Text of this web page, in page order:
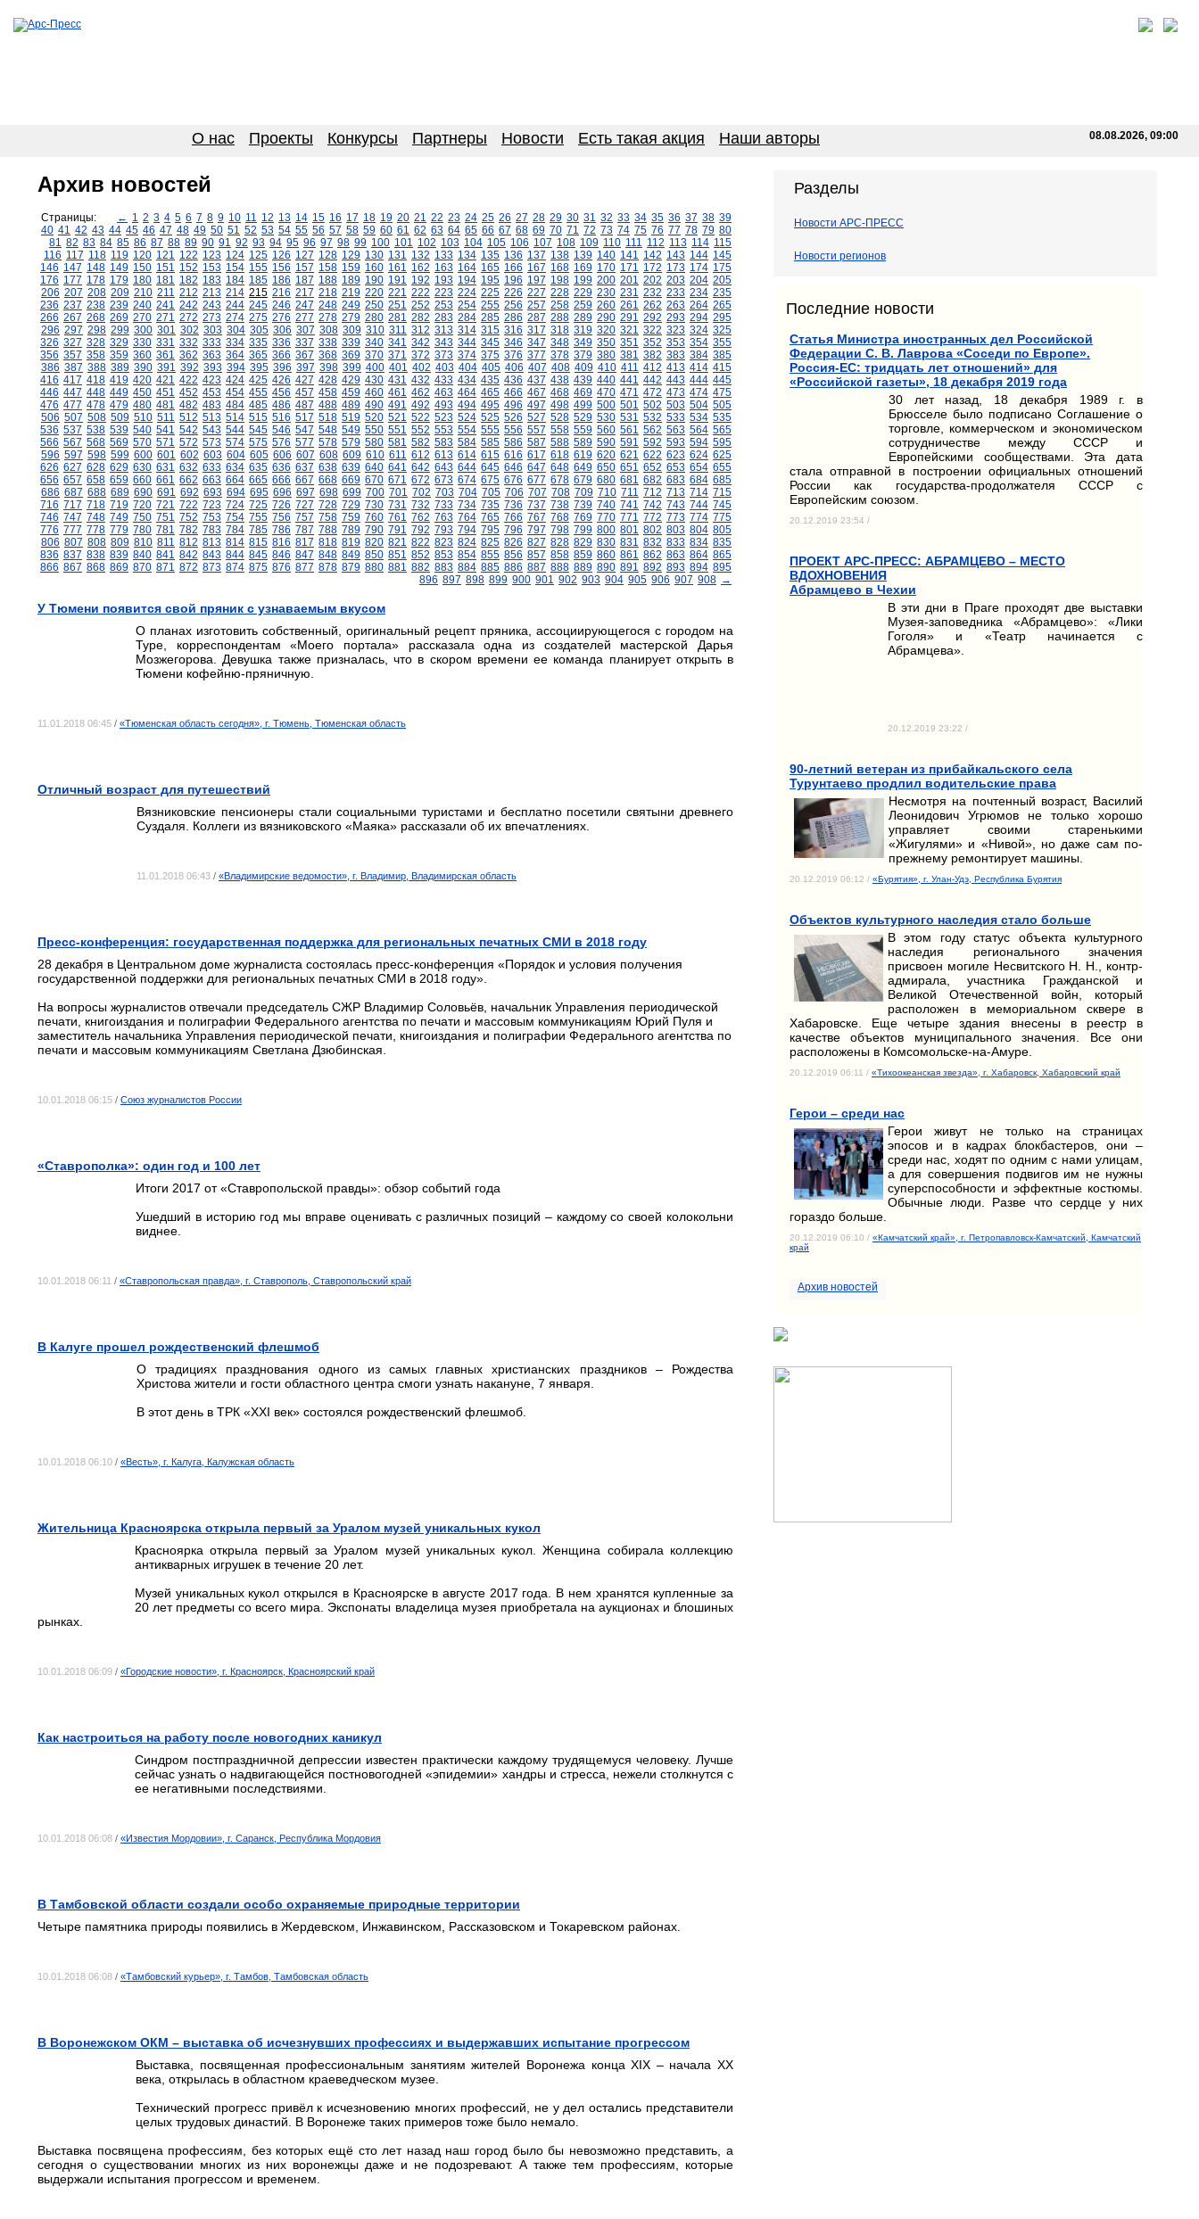
О нас Проекты Конкурсы Партнеры Новости Есть такая акция Наши авторы 08.08.2026, 09:00
Архив новостей
Страницы: ← 1 2 3 4 5 6 7 8 9 10 11 12 13 14 15 16 17 18 19 20 21 22 23 24 25 26 27 28 29 30 31 32 33 34 35 36 37 38 39
40 41 42 43 44 45 46 47 48 49 50 51 52 53 54 55 56 57 58 59 60 61 62 63 64 65 66 67 68 69 70 71 72 73 74 75 76 77 78 79 80
81 82 83 84 85 86 87 88 89 90 91 92 93 94 95 96 97 98 99 100 101 102 103 104 105 106 107 108 109 110 111 112 113 114 115
116 117 118 119 120 121 122 123 124 125 126 127 128 129 130 131 132 133 134 135 136 137 138 139 140 141 142 143 144 145
146 147 148 149 150 151 152 153 154 155 156 157 158 159 160 161 162 163 164 165 166 167 168 169 170 171 172 173 174 175
176 177 178 179 180 181 182 183 184 185 186 187 188 189 190 191 192 193 194 195 196 197 198 199 200 201 202 203 204 205
206 207 208 209 210 211 212 213 214 215 216 217 218 219 220 221 222 223 224 225 226 227 228 229 230 231 232 233 234 235
236 237 238 239 240 241 242 243 244 245 246 247 248 249 250 251 252 253 254 255 256 257 258 259 260 261 262 263 264 265
266 267 268 269 270 271 272 273 274 275 276 277 278 279 280 281 282 283 284 285 286 287 288 289 290 291 292 293 294 295
296 297 298 299 300 301 302 303 304 305 306 307 308 309 310 311 312 313 314 315 316 317 318 319 320 321 322 323 324 325
326 327 328 329 330 331 332 333 334 335 336 337 338 339 340 341 342 343 344 345 346 347 348 349 350 351 352 353 354 355
356 357 358 359 360 361 362 363 364 365 366 367 368 369 370 371 372 373 374 375 376 377 378 379 380 381 382 383 384 385
386 387 388 389 390 391 392 393 394 395 396 397 398 399 400 401 402 403 404 405 406 407 408 409 410 411 412 413 414 415
416 417 418 419 420 421 422 423 424 425 426 427 428 429 430 431 432 433 434 435 436 437 438 439 440 441 442 443 444 445
446 447 448 449 450 451 452 453 454 455 456 457 458 459 460 461 462 463 464 465 466 467 468 469 470 471 472 473 474 475
476 477 478 479 480 481 482 483 484 485 486 487 488 489 490 491 492 493 494 495 496 497 498 499 500 501 502 503 504 505
506 507 508 509 510 511 512 513 514 515 516 517 518 519 520 521 522 523 524 525 526 527 528 529 530 531 532 533 534 535
536 537 538 539 540 541 542 543 544 545 546 547 548 549 550 551 552 553 554 555 556 557 558 559 560 561 562 563 564 565
566 567 568 569 570 571 572 573 574 575 576 577 578 579 580 581 582 583 584 585 586 587 588 589 590 591 592 593 594 595
596 597 598 599 600 601 602 603 604 605 606 607 608 609 610 611 612 613 614 615 616 617 618 619 620 621 622 623 624 625
626 627 628 629 630 631 632 633 634 635 636 637 638 639 640 641 642 643 644 645 646 647 648 649 650 651 652 653 654 655
656 657 658 659 660 661 662 663 664 665 666 667 668 669 670 671 672 673 674 675 676 677 678 679 680 681 682 683 684 685
686 687 688 689 690 691 692 693 694 695 696 697 698 699 700 701 702 703 704 705 706 707 708 709 710 711 712 713 714 715
716 717 718 719 720 721 722 723 724 725 726 727 728 729 730 731 732 733 734 735 736 737 738 739 740 741 742 743 744 745
746 747 748 749 750 751 752 753 754 755 756 757 758 759 760 761 762 763 764 765 766 767 768 769 770 771 772 773 774 775
776 777 778 779 780 781 782 783 784 785 786 787 788 789 790 791 792 793 794 795 796 797 798 799 800 801 802 803 804 805
806 807 808 809 810 811 812 813 814 815 816 817 818 819 820 821 822 823 824 825 826 827 828 829 830 831 832 833 834 835
836 837 838 839 840 841 842 843 844 845 846 847 848 849 850 851 852 853 854 855 856 857 858 859 860 861 862 863 864 865
866 867 868 869 870 871 872 873 874 875 876 877 878 879 880 881 882 883 884 885 886 887 888 889 890 891 892 893 894 895
896 897 898 899 900 901 902 903 904 905 906 907 908 →
У Тюмени появится свой пряник с узнаваемым вкусом
О планах изготовить собственный, оригинальный рецепт пряника, ассоциирующегося с городом на
Туре, корреспондентам «Моего портала» рассказала одна из создателей мастерской Дарья
Мозжегорова. Девушка также призналась, что в скором времени ее команда планирует открыть в
Тюмени кофейню-пряничную.
11.01.2018 06:45 / «Тюменская область сегодня», г. Тюмень, Тюменская область
Отличный возраст для путешествий
Вязниковские пенсионеры стали социальными туристами и бесплатно посетили святыни древнего
Суздаля. Коллеги из вязниковского «Маяка» рассказали об их впечатлениях.
11.01.2018 06:43 / «Владимирские ведомости», г. Владимир, Владимирская область
Пресс-конференция: государственная поддержка для региональных печатных СМИ в 2018 году
28 декабря в Центральном доме журналиста состоялась пресс-конференция «Порядок и условия получения
государственной поддержки для региональных печатных СМИ в 2018 году».
На вопросы журналистов отвечали председатель СЖР Владимир Соловьёв, начальник Управления периодической
печати, книгоиздания и полиграфии Федерального агентства по печати и массовым коммуникациям Юрий Пуля и
заместитель начальника Управления периодической печати, книгоиздания и полиграфии Федерального агентства по
печати и массовым коммуникациям Светлана Дзюбинская.
10.01.2018 06:15 / Союз журналистов России
«Ставрополка»: один год и 100 лет
Итоги 2017 от «Ставропольской правды»: обзор событий года
Ушедший в историю год мы вправе оценивать с различных позиций – каждому со своей колокольни
виднее.
10.01.2018 06:11 / «Ставропольская правда», г. Ставрополь, Ставропольский край
В Калуге прошел рождественский флешмоб
О традициях празднования одного из самых главных христианских праздников – Рождества
Христова жители и гости областного центра смоги узнать накануне, 7 января.
В этот день в ТРК «XXI век» состоялся рождественский флешмоб.
10.01.2018 06:10 / «Весть», г. Калуга, Калужская область
Жительница Красноярска открыла первый за Уралом музей уникальных кукол
Красноярка открыла первый за Уралом музей уникальных кукол. Женщина собирала коллекцию
антикварных игрушек в течение 20 лет.
Музей уникальных кукол открылся в Красноярске в августе 2017 года. В нем хранятся купленные за
20 лет предметы со всего мира. Экспонаты владелица музея приобретала на аукционах и блошиных
рынках.
10.01.2018 06:09 / «Городские новости», г. Красноярск, Красноярский край
Как настроиться на работу после новогодних каникул
Синдром постпраздничной депрессии известен практически каждому трудящемуся человеку. Лучше
сейчас узнать о надвигающейся постновогодней «эпидемии» хандры и стресса, нежели столкнутся с
ее негативными последствиями.
10.01.2018 06:08 / «Известия Мордовии», г. Саранск, Республика Мордовия
В Тамбовской области создали особо охраняемые природные территории
Четыре памятника природы появились в Жердевском, Инжавинском, Рассказовском и Токаревском районах.
10.01.2018 06:08 / «Тамбовский курьер», г. Тамбов, Тамбовская область
В Воронежском ОКМ – выставка об исчезнувших профессиях и выдержавших испытание прогрессом
Выставка, посвященная профессиональным занятиям жителей Воронежа конца XIX – начала ХХ
века, открылась в областном краеведческом музее.
Технический прогресс привёл к исчезновению многих профессий, не у дел остались представители
целых трудовых династий. В Воронеже таких примеров тоже было немало.
Выставка посвящена профессиям, без которых ещё сто лет назад наш город было бы невозможно представить, а
сегодня о существовании многих из них воронежцы даже и не подозревают. А также тем профессиям, которые
выдержали испытания прогрессом и временем.
Разделы
Новости АРС-ПРЕСС
Новости регионов
Последние новости
Статья Министра иностранных дел Российской
Федерации С. В. Лаврова «Соседи по Европе».
Россия-ЕС: тридцать лет отношений» для
«Российской газеты», 18 декабря 2019 года
30 лет назад, 18 декабря 1989 г. в
Брюсселе было подписано Соглашение о
торговле, коммерческом и экономическом
сотрудничестве между СССР и
Европейскими сообществами. Эта дата
стала отправной в построении официальных отношений
России как государства-продолжателя СССР с
Европейским союзом.
20.12.2019 23:54 /
ПРОЕКТ АРС-ПРЕСС: АБРАМЦЕВО – МЕСТО
ВДОХНОВЕНИЯ
Абрамцево в Чехии
В эти дни в Праге проходят две выставки
Музея-заповедника «Абрамцево»: «Лики
Гоголя» и «Театр начинается с
Абрамцева».
20.12.2019 23:22 /
90-летний ветеран из прибайкальского села
Турунтаево продлил водительские права
Несмотря на почтенный возраст, Василий
Леонидович Угрюмов не только хорошо
управляет своими старенькими
«Жигулями» и «Нивой», но даже сам по-
прежнему ремонтирует машины.
20.12.2019 06:12 / «Бурятия», г. Улан-Удэ, Республика Бурятия
Объектов культурного наследия стало больше
В этом году статус объекта культурного
наследия регионального значения
присвоен могиле Несвитского Н. Н., контр-
адмирала, участника Гражданской и
Великой Отечественной войн, который
расположен в мемориальном сквере в
Хабаровске. Еще четыре здания внесены в реестр в
качестве объектов муниципального значения. Все они
расположены в Комсомольске-на-Амуре.
20.12.2019 06:11 / «Тихоокеанская звезда», г. Хабаровск, Хабаровский край
Герои – среди нас
Герои живут не только на страницах
эпосов и в кадрах блокбастеров, они –
среди нас, ходят по одним с нами улицам,
а для совершения подвигов им не нужны
суперспособности и эффектные костюмы.
Обычные люди. Разве что сердце у них
гораздо больше.
20.12.2019 06:10 / «Камчатский край», г. Петропавловск-Камчатский, Камчатский
край
Архив новостей